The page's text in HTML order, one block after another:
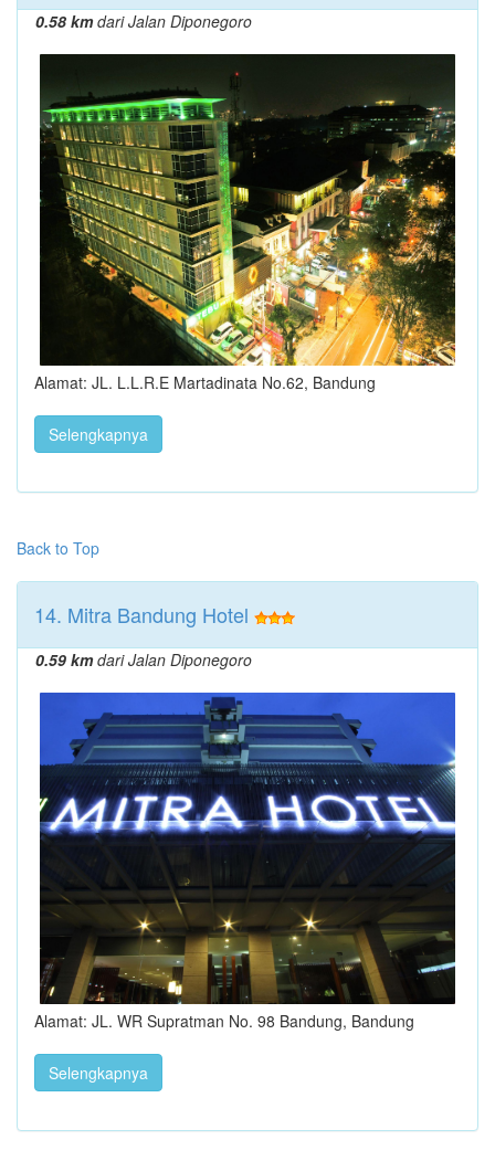
0.58 kmdari Jalan Diponegoro
Alamat: JL. L.L.R.E Martadinata No.62, Bandung
Selengkapnya
Back to Top
14. Mitra Bandung Hotel
0.59 kmdari Jalan Diponegoro
Alamat: JL. WR Supratman No. 98 Bandung, Bandung
Selengkapnya